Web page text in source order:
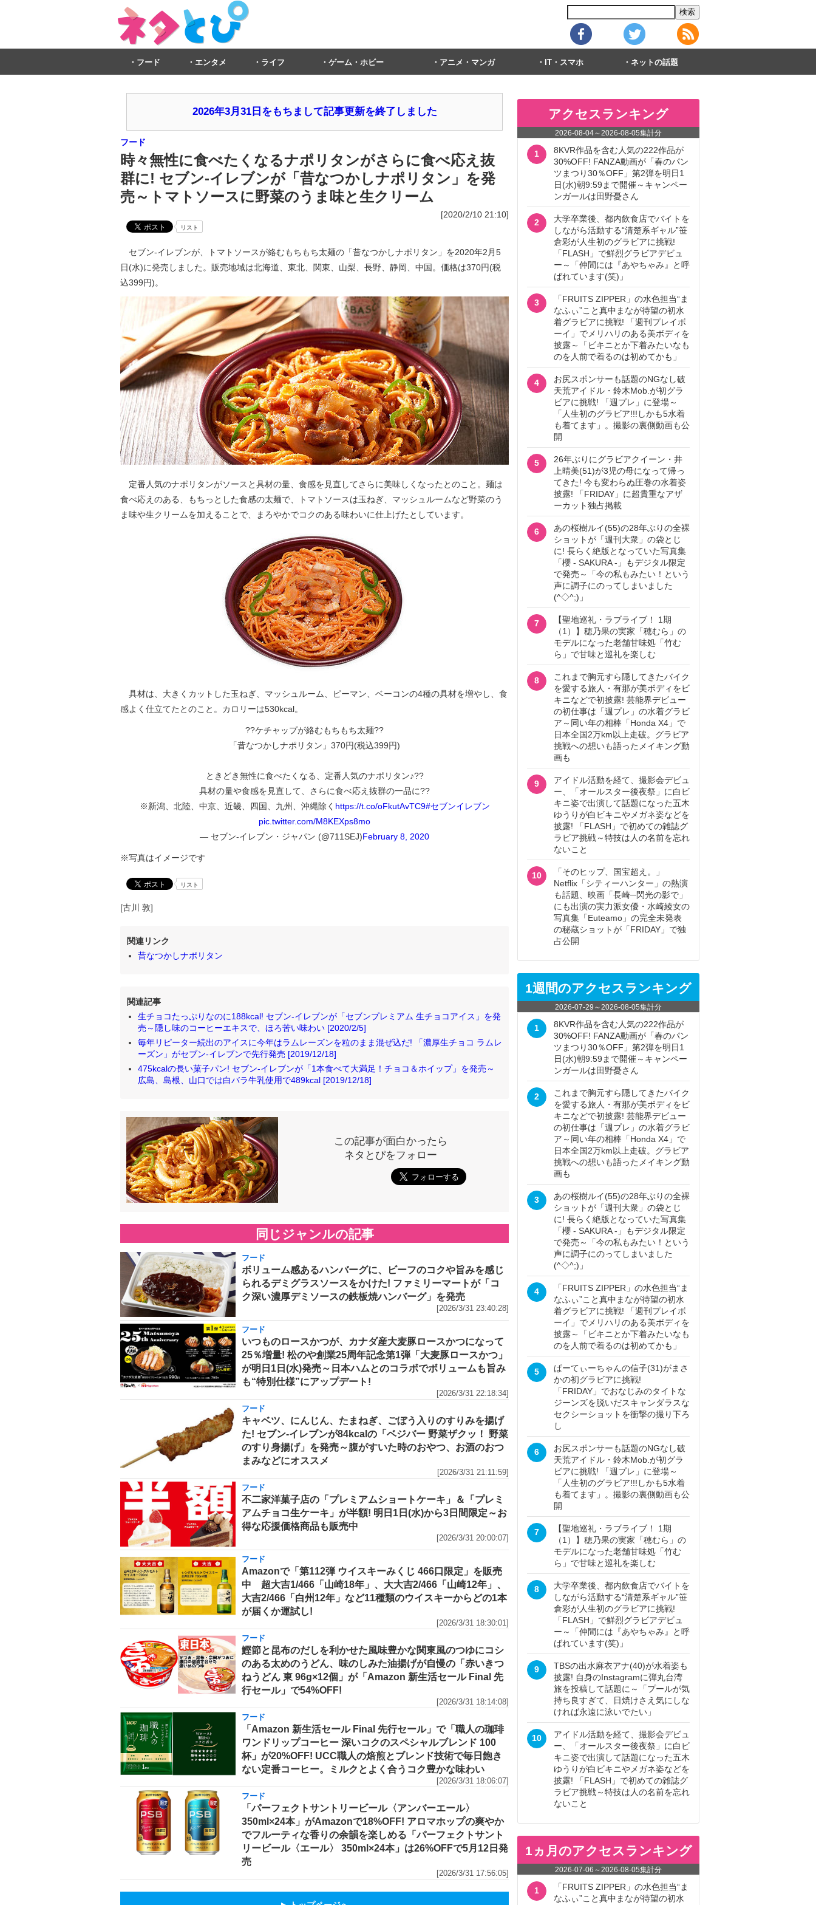
フード エンタメ ライフ ゲーム・ホビー アニメ・マンガ IT・スマホ ネットの話題
2026年3月31日をもちまして記事更新を終了しました
フード
時々無性に食べたくなるナポリタンがさらに食べ応え抜
群に! セブン‐イレブンが「昔なつかしナポリタン」を発
売～トマトソースに野菜のうま味と生クリーム
[2020/2/10 21:10]
リスト
セブン‐イレブンが、トマトソースが絡むもちもち太麺の「昔なつかしナポリタン」を2020年2月5
日(水)に発売しました。販売地域は北海道、東北、関東、山梨、長野、静岡、中国。価格は370円(税
込399円)。
定番人気のナポリタンがソースと具材の量、食感を見直してさらに美味しくなったとのこと。麺は
食べ応えのある、もちっとした食感の太麺で、トマトソースは玉ねぎ、マッシュルームなど野菜のう
ま味や生クリームを加えることで、まろやかでコクのある味わいに仕上げたとしています。
具材は、大きくカットした玉ねぎ、マッシュルーム、ピーマン、ベーコンの4種の具材を増やし、食
感よく仕立てたとのこと。カロリーは530kcal。
??ケチャップが絡むもちもち太麺??
「昔なつかしナポリタン」370円(税込399円)
ときどき無性に食べたくなる、定番人気のナポリタン♪??
具材の量や食感を見直して、さらに食べ応え抜群の一品に??
※新潟、北陸、中京、近畿、四国、九州、沖縄除く https://t.co/oFkutAvTC9#セブンイレブン
pic.twitter.com/M8KEXps8mo
— セブン‐イレブン・ジャパン (@711SEJ)February 8, 2020
※写真はイメージです
リスト
[古川 敦]
関連リンク
昔なつかしナポリタン
関連記事
生チョコたっぷりなのに188kcal! セブン‐イレブンが「セブンプレミアム 生チョコアイス」を発
売～隠し味のコーヒーエキスで、ほろ苦い味わい [2020/2/5]
毎年リピーター続出のアイスに今年はラムレーズンを粒のまま混ぜ込だ! 「濃厚生チョコ ラムレ
ーズン」がセブン‐イレブンで先行発売 [2019/12/18]
475kcalの長い菓子パン! セブン‐イレブンが「1本食べて大満足！チョコ＆ホイップ」を発売～
広島、島根、山口では白バラ牛乳使用で489kcal [2019/12/18]
この記事が面白かったら
ネタとぴをフォロー
同じジャンルの記事
フード
ボリューム感あるハンバーグに、ビーフのコクや旨みを感じ
られるデミグラスソースをかけた! ファミリーマートが「コ
ク深い濃厚デミソースの鉄板焼ハンバーグ」を発売
[2026/3/31 23:40:28]
フード
いつものロースかつが、カナダ産大麦豚ロースかつになって
25％増量! 松のや創業25周年記念第1弾「大麦豚ロースかつ」
が明日1日(水)発売～日本ハムとのコラボでボリュームも旨み
も“特別仕様”にアップデート!
[2026/3/31 22:18:34]
フード
キャベツ、にんじん、たまねぎ、ごぼう入りのすりみを揚げ
た! セブン‐イレブンが84kcalの「ベジバー 野菜ザクッ！ 野菜
のすり身揚げ」を発売～腹がすいた時のおやつ、お酒のおつ
まみなどにオススメ
[2026/3/31 21:11:59]
フード
不二家洋菓子店の「プレミアムショートケーキ」＆「プレミ
アムチョコ生ケーキ」が半額! 明日1日(水)から3日間限定～お
得な応援価格商品も販売中
[2026/3/31 20:00:07]
フード
Amazonで「第112弾 ウイスキーみくじ 466口限定」を販売
中 超大吉1/466「山崎18年」、大大吉2/466「山崎12年」、
大吉2/466「白州12年」など11種類のウイスキーからどの1本
が届くか運試し!
[2026/3/31 18:30:01]
フード
鰹節と昆布のだしを利かせた風味豊かな関東風のつゆにコシ
のある太めのうどん、味のしみた油揚げが自慢の「赤いきつ
ねうどん 東 96g×12個」が「Amazon 新生活セール Final 先
行セール」で54%OFF!
[2026/3/31 18:14:08]
フード
「Amazon 新生活セール Final 先行セール」で「職人の珈琲
ワンドリップコーヒー 深いコクのスペシャルブレンド 100
杯」が20%OFF! UCC職人の焙煎とブレンド技術で毎日飽き
ない定番コーヒー。ミルクとよく合うコク豊かな味わい
[2026/3/31 18:06:07]
フード
「パーフェクトサントリービール〈アンバーエール〉
350ml×24本」がAmazonで18%OFF! アロマホップの爽やか
でフルーティな香りの余韻を楽しめる「パーフェクトサント
リービール〈エール〉 350ml×24本」は26%OFFで5月12日発
売
[2026/3/31 17:56:05]
アクセスランキング
2026-08-04～2026-08-05集計分
1
8KVR作品を含む人気の222作品が
30%OFF! FANZA動画が「春のパン
ツまつり30％OFF」第2弾を明日1
日(水)朝9:59まで開催～キャンペー
ンガールは田野憂さん
2
大学卒業後、都内飲食店でバイトを
しながら活動する“清楚系ギャル”笹
倉彩が人生初のグラビアに挑戦!
「FLASH」で鮮烈グラビアデビュ
ー～「仲間には『あやちゃみ』と呼
ばれています(笑)」
3
「FRUITS ZIPPER」の水色担当“ま
なふぃ”こと真中まなが待望の初水
着グラビアに挑戦! 「週刊プレイボ
ーイ」でメリハリのある美ボディを
披露～「ビキニとか下着みたいなも
のを人前で着るのは初めてかも」
4
お尻スポンサーも話題のNGなし破
天荒アイドル・鈴木Mob.が初グラ
ビアに挑戦! 「週プレ」に登場～
「人生初のグラビア!!!しかも5水着
も着てます」。撮影の裏側動画も公
開
5
26年ぶりにグラビアクイーン・井
上晴美(51)が3児の母になって帰っ
てきた! 今も変わらぬ圧巻の水着姿
披露! 「FRIDAY」に超貴重なアザ
ーカット独占掲載
6
あの桜樹ルイ(55)の28年ぶりの全裸
ショットが「週刊大衆」の袋とじ
に! 長らく絶版となっていた写真集
「櫻 - SAKURA -」もデジタル限定
で発売～「今の私もみたい！という
声に調子にのってしまいました
(^◇^;)」
7
【聖地巡礼・ラブライブ！ 1期
（1）】穂乃果の実家「穂むら」の
モデルになった老舗甘味処「竹む
ら」で甘味と巡礼を楽しむ
8
これまで胸元すら隠してきたバイク
を愛する旅人・有那が美ボディをビ
キニなどで初披露! 芸能界デビュー
の初仕事は「週プレ」の水着グラビ
ア～同い年の相棒「Honda X4」で
日本全国2万km以上走破。グラビア
挑戦への想いも語ったメイキング動
画も
9
アイドル活動を経て、撮影会デビュ
ー、「オールスター後夜祭」に白ビ
キニ姿で出演して話題になった五木
ゆうりが白ビキニやメガネ姿などを
披露! 「FLASH」で初めての雑誌グ
ラビア挑戦～特技は人の名前を忘れ
ないこと
10
「そのヒップ、国宝超え。」
Netflix「シティーハンター」の熱演
も話題、映画「長崎─閃光の影で」
にも出演の実力派女優・水崎綾女の
写真集「Euteamo」の完全未発表
の秘蔵ショットが「FRIDAY」で独
占公開
1週間のアクセスランキング
2026-07-29 ～2026-08-05集計分
1
8KVR作品を含む人気の222作品が
30%OFF! FANZA動画が「春のパン
ツまつり30％OFF」第2弾を明日1
日(水)朝9:59まで開催～キャンペー
ンガールは田野憂さん
2
これまで胸元すら隠してきたバイク
を愛する旅人・有那が美ボディをビ
キニなどで初披露! 芸能界デビュー
の初仕事は「週プレ」の水着グラビ
ア～同い年の相棒「Honda X4」で
日本全国2万km以上走破。グラビア
挑戦への想いも語ったメイキング動
画も
3
あの桜樹ルイ(55)の28年ぶりの全裸
ショットが「週刊大衆」の袋とじ
に! 長らく絶版となっていた写真集
「櫻 - SAKURA -」もデジタル限定
で発売～「今の私もみたい！という
声に調子にのってしまいました
(^◇^;)」
4
「FRUITS ZIPPER」の水色担当“ま
なふぃ”こと真中まなが待望の初水
着グラビアに挑戦! 「週刊プレイボ
ーイ」でメリハリのある美ボディを
披露～「ビキニとか下着みたいなも
のを人前で着るのは初めてかも」
5
ぱーてぃーちゃんの信子(31)がまさ
かの初グラビアに挑戦!
「FRIDAY」でおなじみのタイトな
ジーンズを脱いだスキャンダラスな
セクシーショットを衝撃の撮り下ろ
し
6
お尻スポンサーも話題のNGなし破
天荒アイドル・鈴木Mob.が初グラ
ビアに挑戦! 「週プレ」に登場～
「人生初のグラビア!!!しかも5水着
も着てます」。撮影の裏側動画も公
開
7
【聖地巡礼・ラブライブ！ 1期
（1）】穂乃果の実家「穂むら」の
モデルになった老舗甘味処「竹む
ら」で甘味と巡礼を楽しむ
8
大学卒業後、都内飲食店でバイトを
しながら活動する“清楚系ギャル”笹
倉彩が人生初のグラビアに挑戦!
「FLASH」で鮮烈グラビアデビュ
ー～「仲間には『あやちゃみ』と呼
ばれています(笑)」
9
TBSの出水麻衣アナ(40)が水着姿も
披露! 自身のInstagramに弾丸台湾
旅を投稿して話題に～「プールが気
持ち良すぎて、日焼けさえ気にしな
ければ永遠に泳いでたい」
10
アイドル活動を経て、撮影会デビュ
ー、「オールスター後夜祭」に白ビ
キニ姿で出演して話題になった五木
ゆうりが白ビキニやメガネ姿などを
披露! 「FLASH」で初めての雑誌グ
ラビア挑戦～特技は人の名前を忘れ
ないこと
1ヵ月のアクセスランキング
2026-07-06 ～2026-08-05集計分
1
「FRUITS ZIPPER」の水色担当“ま
なふぃ”こと真中まなが待望の初水